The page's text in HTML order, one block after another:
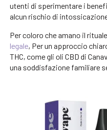
utenti di sperimentare i
alcun rischio di
Per coloro che amano il
legale, Per un approccio
THC, come gli oli CBD di
una soddisfazione familiare